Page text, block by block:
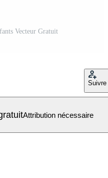
Vecteur Gratuit
Suivre
Attribution nécessaire